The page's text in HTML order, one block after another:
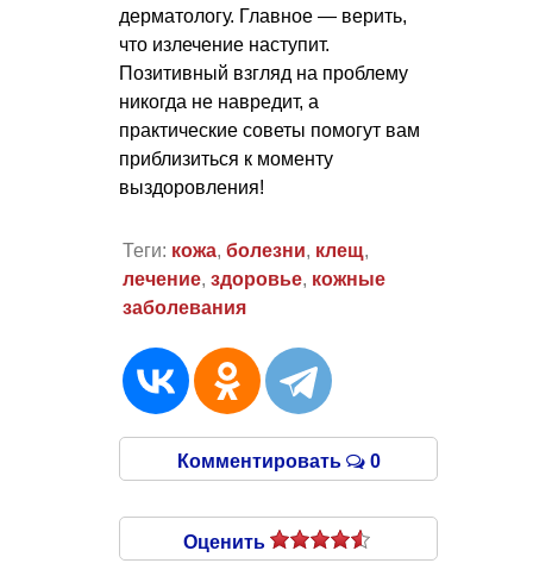
дерматологу. Главное — верить,
что излечение наступит.
Позитивный взгляд на проблему
никогда не навредит, а
практические советы помогут вам
приблизиться к моменту
выздоровления!
Теги: кожа, болезни, клещ,
лечение, здоровье, кожные
заболевания
Комментировать 0
Оценить